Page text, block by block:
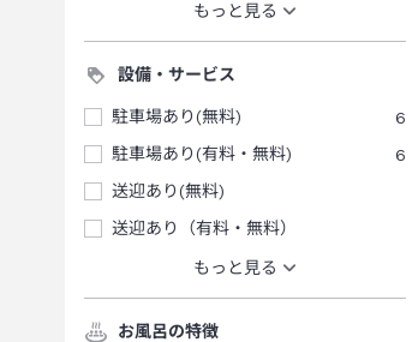
もっと見る
設備・サービス
駐車場あり(無料)
6
駐車場あり(有料・無料)
6
送迎あり(無料)
送迎あり（有料・無料）
もっと見る
お風呂の特徴